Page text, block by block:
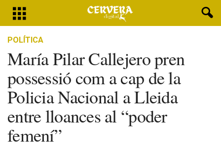
POLÍTICA
María Pilar Callejero pren
possessió com a cap de la
Policia Nacional a Lleida
entre lloances al “poder
femení”